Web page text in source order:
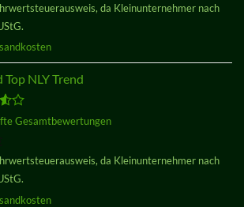
da Kleinunternehmer nach
Top NLY Trend
Gesamtbewertungen
da Kleinunternehmer nach